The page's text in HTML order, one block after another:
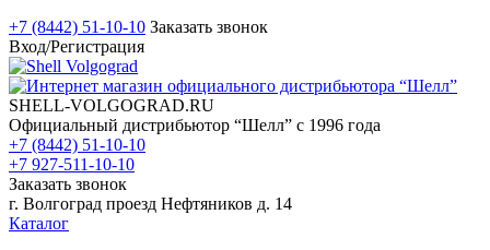
+7 (8442) 51-10-10 Заказать звонок
Вход/Регистрация
SHELL-VOLGOGRAD.RU
Официальный дистрибьютор “Шелл” с 1996 года
+7 (8442) 51-10-10
+7 927-511-10-10
Заказать звонок
г. Волгоград проезд Нефтяников д. 14
Каталог